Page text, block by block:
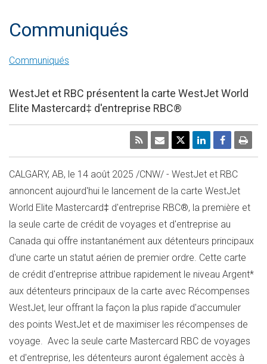
Communiqués
Communiqués
WestJet et RBC présentent la carte WestJet World
Elite Mastercard‡ d'entreprise RBC®
CALGARY, AB, le 14 août 2025 /CNW/ - WestJet et RBC
annoncent aujourd'hui le lancement de la carte WestJet
World Elite Mastercard‡ d'entreprise RBC®, la première et
la seule carte de crédit de voyages et d'entreprise au
Canada qui offre instantanément aux détenteurs principaux
d'une carte un statut aérien de premier ordre. Cette carte
de crédit d'entreprise attribue rapidement le niveau Argent*
aux détenteurs principaux de la carte avec Récompenses
WestJet, leur offrant la façon la plus rapide d'accumuler
des points WestJet et de maximiser les récompenses de
voyage. Avec la seule carte Mastercard RBC de voyages
et d'entreprise, les détenteurs auront également accès à